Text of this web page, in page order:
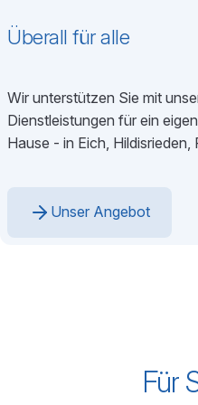
Überall für alle
Wir unterstützen Sie mit
Dienstleistungen für ein
Hause - in Eich, Hildisrieden,
Unser Angebot
Für